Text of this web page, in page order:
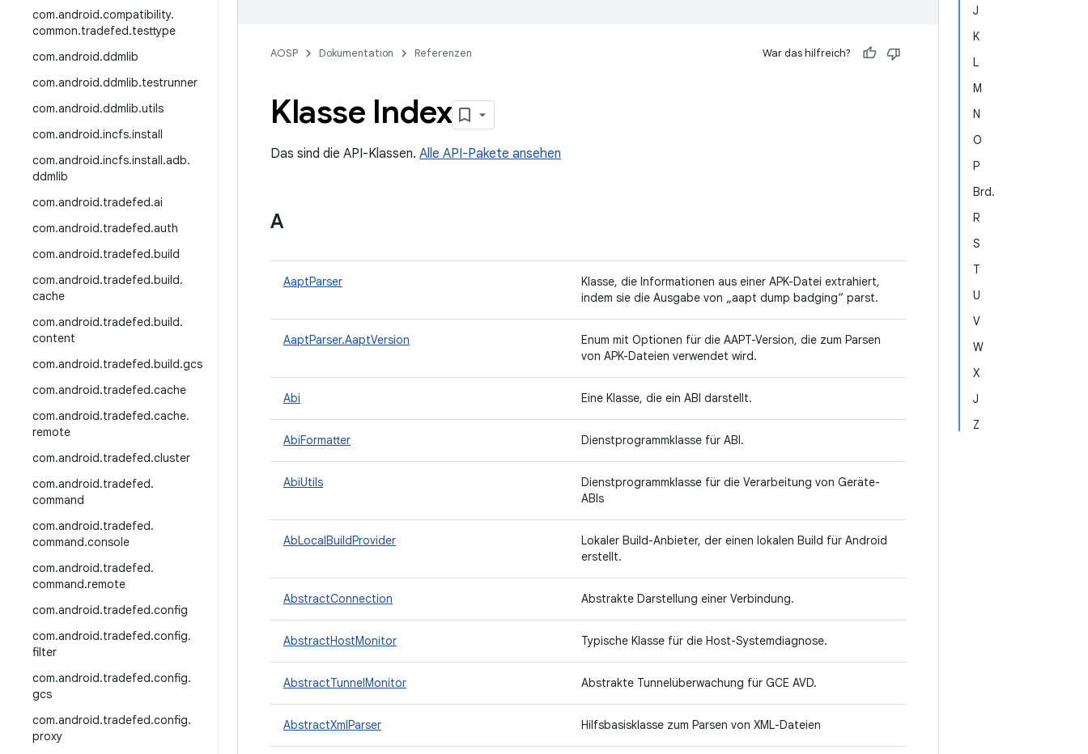
com.android.compatibility.
common.tradefed.testtype
com.android.ddmlib
com.android.ddmlib.testrunner
com.android.ddmlib.utils
com.android.incfs.install
com.android.incfs.install.adb.
ddmlib
com.android.tradefed.ai
com.android.tradefed.auth
com.android.tradefed.build
com.android.tradefed.build.
cache
com.android.tradefed.build.
content
com.android.tradefed.build.gcs
com.android.tradefed.cache
com.android.tradefed.cache.
remote
com.android.tradefed.cluster
com.android.tradefed.
command
com.android.tradefed.
command.console
com.android.tradefed.
command.remote
com.android.tradefed.config
com.android.tradefed.config.
filter
com.android.tradefed.config.
gcs
com.android.tradefed.config.
proxy
J
K
L
M
N
O
P
Brd.
R
S
T
U
V
W
X
J
Z
AOSP Dokumentation Referenzen War das hilfreich?
Klasse Index
Das sind die API-Klassen. Alle API-Pakete ansehen
A
AaptParser
Klasse, die Informationen aus einer APK-Datei extrahiert,
indem sie die Ausgabe von „aapt dump badging“ parst.
AaptParser.AaptVersion
Enum mit Optionen für die AAPT-Version, die zum Parsen
von APK-Dateien verwendet wird.
Abi Eine Klasse, die ein ABI darstellt.
AbiFormatter Dienstprogrammklasse für ABI.
AbiUtils
Dienstprogrammklasse für die Verarbeitung von Geräte-
ABIs
AbLocalBuildProvider
Lokaler Build-Anbieter, der einen lokalen Build für Android
erstellt.
AbstractConnection Abstrakte Darstellung einer Verbindung.
AbstractHostMonitor Typische Klasse für die Host-Systemdiagnose.
AbstractTunnelMonitor Abstrakte Tunnelüberwachung für GCE AVD.
AbstractXmlParser Hilfsbasisklasse zum Parsen von XML-Dateien